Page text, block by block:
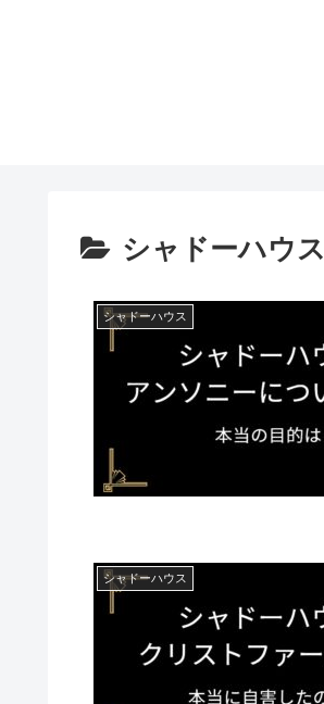
シャドーハウス
シャドーハウス
シャドーハウス